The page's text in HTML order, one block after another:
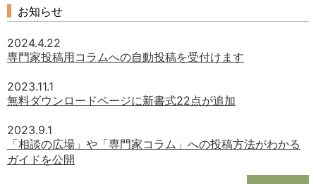
どのカテゴリーに投稿しますか？
労務管理
企業法務
お知らせ
2024.4.22
専門家投稿用コラムへの自動投稿を受付けます
2023.11.1
無料ダウンロードページに新書式22点が追加
2023.9.1
「相談の広場」や「専門家コラム」への投稿方法がわかる
ガイドを公開